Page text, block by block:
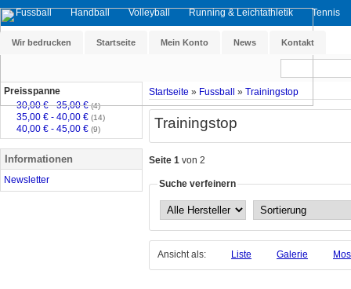
Fussball Handball Volleyball Running & Leichtathletik Tennis
Wir bedrucken Startseite Mein Konto News Kontakt
Startseite » Fussball » Trainingstop
Trainingstop
Seite 1 von 2
Suche verfeinern
Ansicht als: Liste Galerie
Preisspanne
30,00 € - 35,00 €(4)
35,00 € - 40,00 € (14)
40,00 € - 45,00 € (9)
Informationen
Newsletter